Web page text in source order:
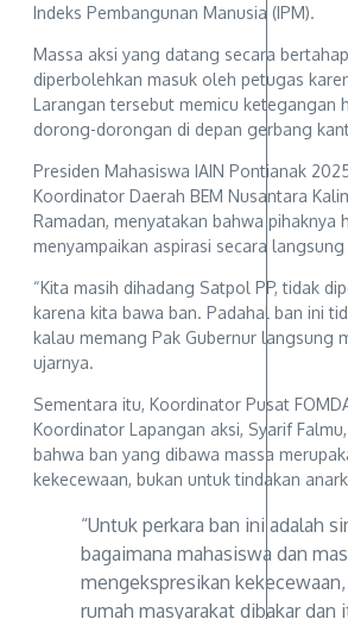
Indeks Pembangunan Manusia (IPM).
Massa aksi yang datang secara
diperbolehkan masuk oleh petugas
Larangan tersebut memicu ketegangan
dorong-dorongan di depan gerbang
Presiden Mahasiswa IAIN Pontianak
Koordinator Daerah BEM Nusantara
Ramadan, menyatakan bahwa pihaknya
menyampaikan aspirasi secara
“Kita masih dihadang Satpol PP, tidak
karena kita bawa ban. Padahal ban ini
kalau memang Pak Gubernur langsung
ujarnya.
Sementara itu, Koordinator Pusat
Koordinator Lapangan aksi, Syarif
bahwa ban yang dibawa massa
kekecewaan, bukan untuk tindakan
“Untuk perkara ban ini adalah
bagaimana mahasiswa dan
mengekspresikan
rumah masyarakat dibakar dan